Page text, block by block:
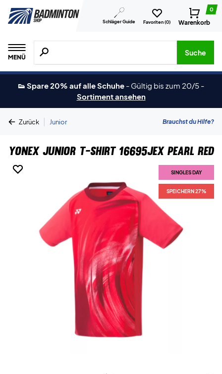
Schläger Guide Favoriten (0)
0
Warenkorb
MENÜ
Suche nach Produkten, Marken usw.
Suche
👟 Spare 20% auf alle Schuhe - Gültig bis zum 20/5 -
Sortiment ansehen
Zurück | Junior Brauchst du Hilfe?
Yonex Junior T-shirt 16695JEX Pearl Red
SINGLES DAY
SPEICHERN 27%
SINGLES DAY
SPEICHERN 27%